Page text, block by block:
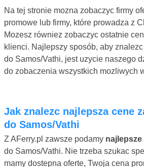
Na tej stronie mozna zobaczyc firmy
promowe lub firmy, które prowadza z
Mozesz równiez zobaczyc ostatnie
klienci. Najlepszy sposób, aby
do Samos/Vathi, jest uzycie naszego
do zobaczenia wszystkich mozliwych
Jak znalezc najlepsza cene za prom do Chios
do Samos/Vathi
Z AFerry.pl zawsze podamy najlepsze
do Samos/Vathi. Nie trzeba szukac
mamy dostepna oferte, Twoja cena